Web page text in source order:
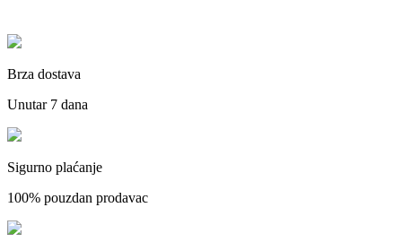
Brza dostava
Unutar 7 dana
Sigurno plaćanje
100% pouzdan prodavac